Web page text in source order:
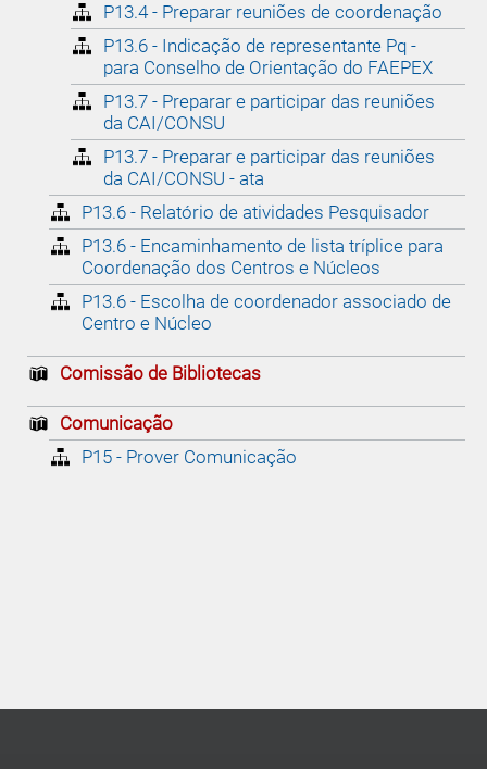
P13.4 - Preparar reuniões de coordenação
P13.6 - Indicação de representante Pq -
para Conselho de Orientação do FAEPEX
P13.7 - Preparar e participar das reuniões
da CAI/CONSU
P13.7 - Preparar e participar das reuniões
da CAI/CONSU - ata
P13.6 - Relatório de atividades Pesquisador
P13.6 - Encaminhamento de lista tríplice para
Coordenação dos Centros e Núcleos
P13.6 - Escolha de coordenador associado de
Centro e Núcleo
Comissão de Bibliotecas
Comunicação
P15 - Prover Comunicação